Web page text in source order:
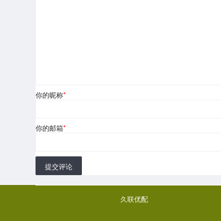
你的昵称*
你的邮箱*
提交评论
久联优配